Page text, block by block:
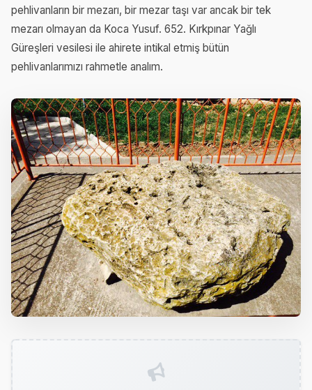
pehlivanların bir mezarı, bir mezar taşı var ancak bir tek
mezarı olmayan da Koca Yusuf. 652. Kırkpınar Yağlı
Güreşleri vesilesi ile ahirete intikal etmiş bütün
pehlivanlarımızı rahmetle analım.